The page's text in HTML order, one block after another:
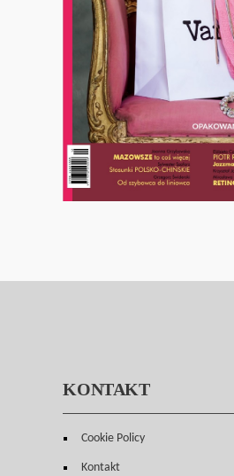
KONTAKT
Cookie Policy
Kontakt